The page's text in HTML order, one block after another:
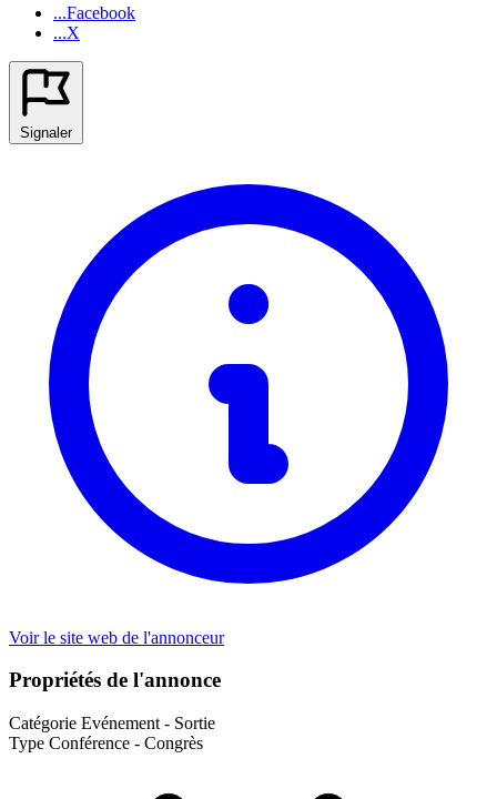
...Facebook
...X
Signaler
Voir le site web de l'annonceur
Propriétés de l'annonce
Catégorie Evénement - Sortie
Type Conférence - Congrès